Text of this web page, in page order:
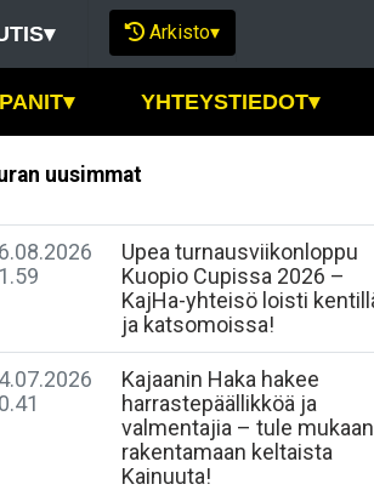
▾ Arkisto▾
▾ YHTEYSTIEDOT▾
uusimmat
Upea turnausviikonloppu
Kuopio Cupissa 2026 –
KajHa-yhteisö loisti
ja katsomoissa!
Kajaanin Haka hakee
harrastepäällikköä ja
valmentajia – tule mukaan
rakentamaan keltaista
Kainuuta!